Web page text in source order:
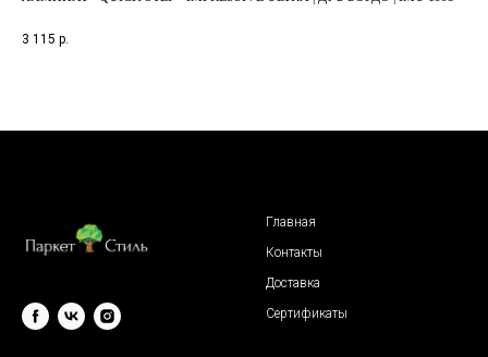
3 115 р.
Главная
Контакты
Доставка
Сертификаты